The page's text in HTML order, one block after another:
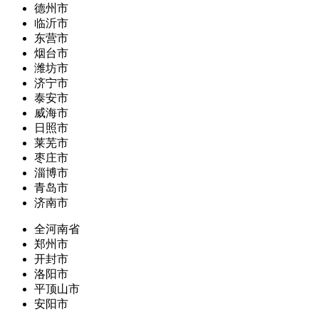
德州市
临沂市
东营市
烟台市
潍坊市
济宁市
泰安市
威海市
日照市
莱芜市
枣庄市
淄博市
青岛市
济南市
全河南省
郑州市
开封市
洛阳市
平顶山市
安阳市